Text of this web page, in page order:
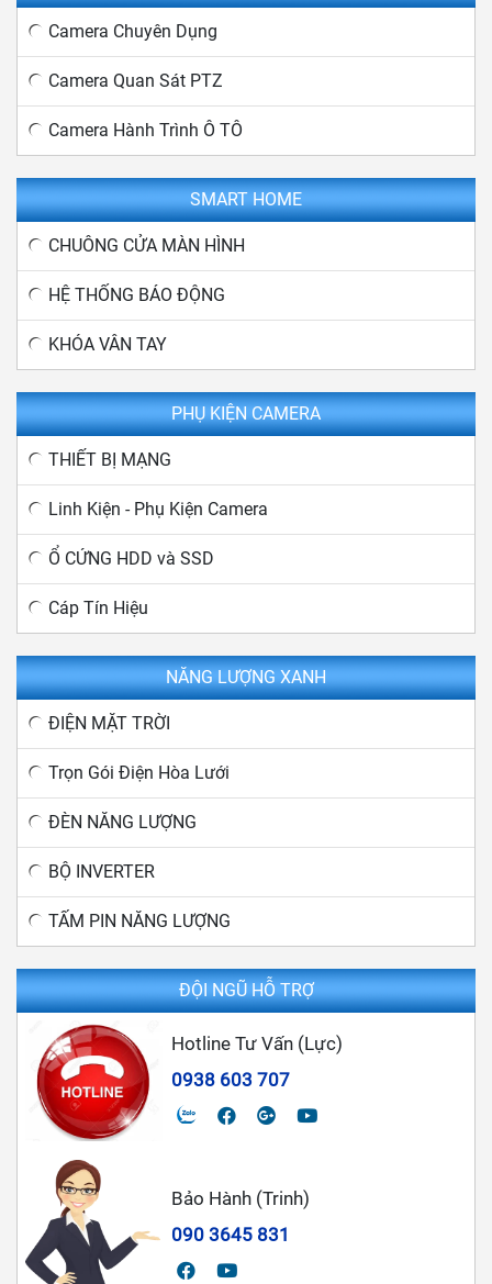
Camera Chuyên Dụng
Camera Quan Sát PTZ
Camera Hành Trình Ô TÔ
SMART HOME
CHUÔNG CỬA MÀN HÌNH
HỆ THỐNG BÁO ĐỘNG
KHÓA VÂN TAY
PHỤ KIỆN CAMERA
THIẾT BỊ MẠNG
Linh Kiện - Phụ Kiện Camera
Ổ CỨNG HDD và SSD
Cáp Tín Hiệu
NĂNG LƯỢNG XANH
ĐIỆN MẶT TRỜI
Trọn Gói Điện Hòa Lưới
ĐÈN NĂNG LƯỢNG
BỘ INVERTER
TẤM PIN NĂNG LƯỢNG
ĐỘI NGŨ HỖ TRỢ
Hotline Tư Vấn (Lực)
0938 603 707
Bảo Hành (Trinh)
090 3645 831